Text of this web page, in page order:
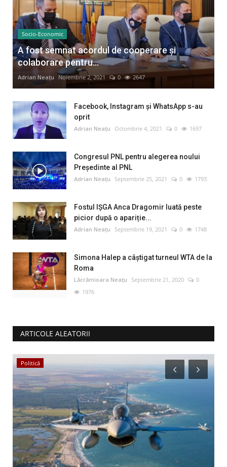
Socio-Economic
A fost semnat acordul de cooperare și
colaborare pentru...
Adrian Neațu Noiembrie 2, 2021 0 2647
Facebook, Instagram și WhatsApp s-au
oprit
Adrian Neațu Octombrie 4, 2021 0 1697
Congresul PNL pentru alegerea noului
Preşedinte al PNL
Adrian Neațu Septembrie 25, 2021 0 1793
Fostul IȘGA Anca Dragomir luată peste
picior după o apariție...
Adrian Neațu Septembrie 19, 2021 0 1748
Simona Halep a câştigat turneul WTA de la
Roma
Lăcrămioara Neațu Septembrie 21, 2020
0
1976
ARTICOLE ALEATORII
Politică